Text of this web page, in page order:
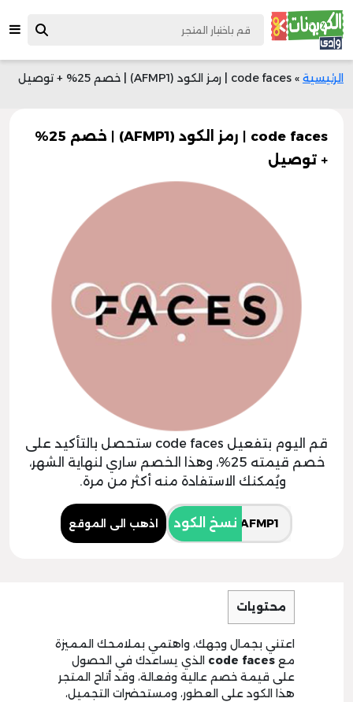
الرئيسية » code faces | رمز الكود (AFMP1) | خصم 25% + توصيل
code faces | رمز الكود (AFMP1) | خصم 25%
+ توصيل
قم اليوم بتفعيل code faces ستحصل بالتأكيد على
خصم قيمته 25%، وهذا الخصم ساري لنهاية الشهر،
ويُمكنك الاستفادة منه أكثر من مرة.
نسخ الكود اذهب الى الموقع
محتويات
اعتني بجمال وجهك، واهتمي بملامحك المميزة
مع code faces الذي يساعدك في الحصول
على قيمة خصم عالية وفعالة، وقد أتاح المتجر
هذا الكود على العطور، ومستحضرات التجميل،